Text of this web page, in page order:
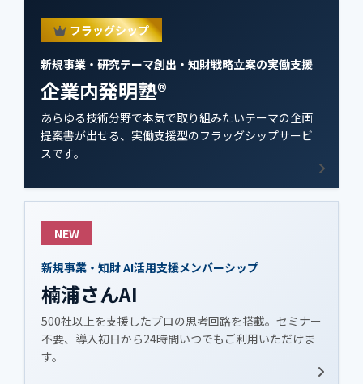
フラッグシップ
新規事業・研究テーマ創出・知財戦略立案の実働支援
企業内発明塾®
あらゆる技術分野で本気で取り組みたいテーマの企画
提案書が出せる、実働支援型のフラッグシップサービ
スです。
NEW
新規事業・知財 AI活用支援メンバーシップ
楠浦さんAI
500社以上を支援したプロの思考回路を搭載。セミナー
不要、導入初日から24時間いつでもご利用いただけま
す。